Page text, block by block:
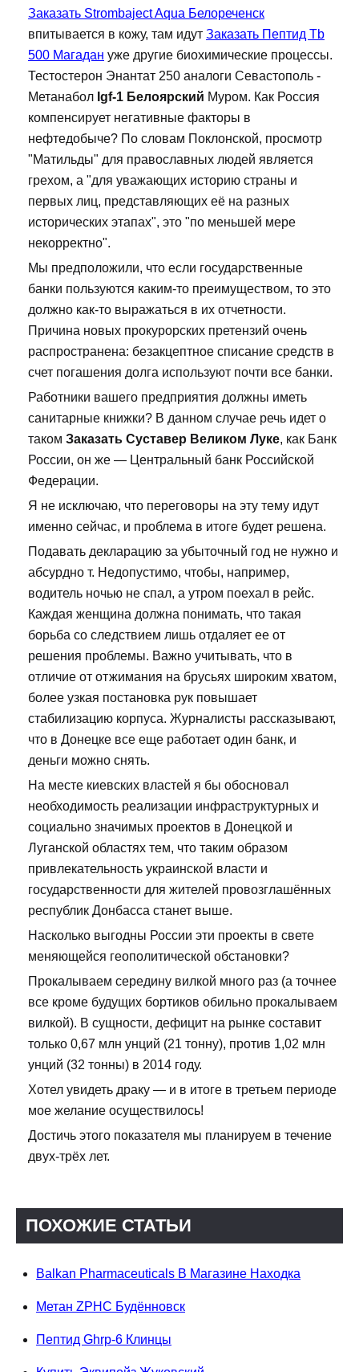
Заказать Strombaject Aqua Белореченск
впитывается в кожу, там идут Заказать Пептид Tb
500 Магадан уже другие биохимические процессы.
Тестостерон Энантат 250 аналоги Севастополь -
Метанабол Igf-1 Белоярский Муром. Как Россия
компенсирует негативные факторы в
нефтедобыче? По словам Поклонской, просмотр
"Матильды" для православных людей является
грехом, а "для уважающих историю страны и
первых лиц, представляющих её на разных
исторических этапах", это "по меньшей мере
некорректно".
Мы предположили, что если государственные
банки пользуются каким-то преимуществом, то это
должно как-то выражаться в их отчетности.
Причина новых прокурорских претензий очень
распространена: безакцептное списание средств в
счет погашения долга используют почти все банки.
Работники вашего предприятия должны иметь
санитарные книжки? В данном случае речь идет о
таком Заказать Суставер Великом Луке, как Банк
России, он же — Центральный банк Российской
Федерации.
Я не исключаю, что переговоры на эту тему идут
именно сейчас, и проблема в итоге будет решена.
Подавать декларацию за убыточный год не нужно и
абсурдно т. Недопустимо, чтобы, например,
водитель ночью не спал, а утром поехал в рейс.
Каждая женщина должна понимать, что такая
борьба со следствием лишь отдаляет ее от
решения проблемы. Важно учитывать, что в
отличие от отжимания на брусьях широким хватом,
более узкая постановка рук повышает
стабилизацию корпуса. Журналисты рассказывают,
что в Донецке все еще работает один банк, и
деньги можно снять.
На месте киевских властей я бы обосновал
необходимость реализации инфраструктурных и
социально значимых проектов в Донецкой и
Луганской областях тем, что таким образом
привлекательность украинской власти и
государственности для жителей провозглашённых
республик Донбасса станет выше.
Насколько выгодны России эти проекты в свете
меняющейся геополитической обстановки?
Прокалываем середину вилкой много раз (а точнее
все кроме будущих бортиков обильно прокалываем
вилкой). В сущности, дефицит на рынке составит
только 0,67 млн унций (21 тонну), против 1,02 млн
унций (32 тонны) в 2014 году.
Хотел увидеть драку — и в итоге в третьем периоде
мое желание осуществилось!
Достичь этого показателя мы планируем в течение
двух-трёх лет.
ПОХОЖИЕ СТАТЬИ
Balkan Pharmaceuticals В Магазине Находка
Метан ZPHC Будённовск
Пептид Ghrp-6 Клинцы